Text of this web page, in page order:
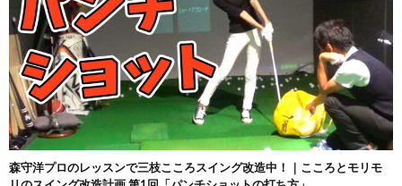
森守洋プロのレッスンで三枝こころスイング改造中！｜こころとモリモ